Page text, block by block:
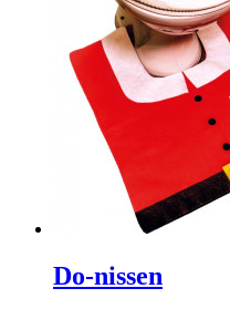
Do-nissen